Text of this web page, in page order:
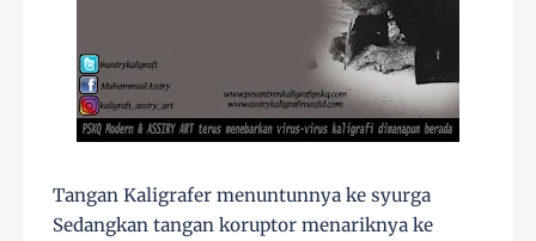
Tangan Kaligrafer menuntunnya ke syurga
Sedangkan tangan koruptor menariknya ke